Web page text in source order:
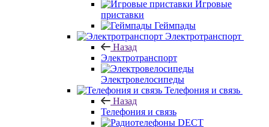
Игровые
приставки
Геймпады
Электротранспорт
Назад
Электротранспорт
Электровелосипеды
Телефония и связь
Назад
Телефония и связь